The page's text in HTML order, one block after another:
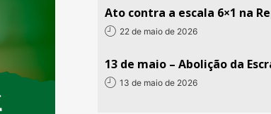
Ato contra a escala 6×1 na
22 de maio de 2026
13 de maio – Abolição da
13 de maio de 2026